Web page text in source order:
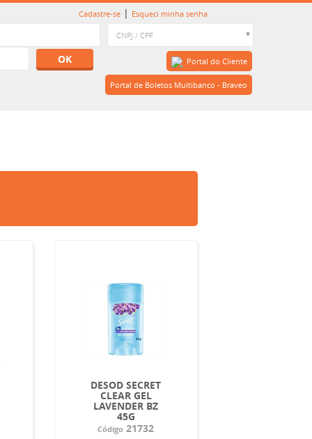
Cadastre-se | Esqueci minha senha
OK Portal do Cliente
Portal de Boletos Multibanco - Braveo
DESOD SECRET
CLEAR GEL
LAVENDER BZ
45G
Código 21732